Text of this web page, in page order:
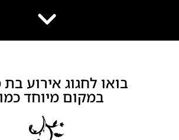
כל
האפשרויות
הצהרת נגישות
בואו לחגוג אירוע בת
במקום מיוחד